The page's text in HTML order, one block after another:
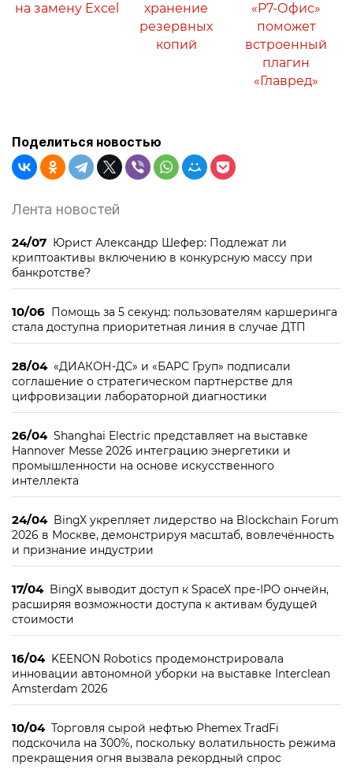
на замену Excel
хранение
резервных
копий
«Р7-Офис»
поможет
встроенный
плагин
«Главред»
Поделиться новостью
Лента новостей
24/07 Юрист Александр Шефер: Подлежат ли
криптоактивы включению в конкурсную массу при
банкротстве?
10/06 Помощь за 5 секунд: пользователям каршеринга
стала доступна приоритетная линия в случае ДТП
28/04 «ДИАКОН-ДС» и «БАРС Груп» подписали
соглашение о стратегическом партнерстве для
цифровизации лабораторной диагностики
26/04 Shanghai Electric представляет на выставке
Hannover Messe 2026 интеграцию энергетики и
промышленности на основе искусственного
интеллекта
24/04 BingX укрепляет лидерство на Blockchain Forum
2026 в Москве, демонстрируя масштаб, вовлечённость
и признание индустрии
17/04 BingX выводит доступ к SpaceX пре-IPO ончейн,
расширяя возможности доступа к активам будущей
стоимости
16/04 KEENON Robotics продемонстрировала
инновации автономной уборки на выставке Interclean
Amsterdam 2026
10/04 Торговля сырой нефтью Phemex TradFi
подскочила на 300%, поскольку волатильность режима
прекращения огня вызвала рекордный спрос